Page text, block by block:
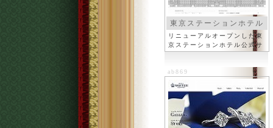
東京ステーションホテル
リニューアルオープンした東
京ステーションホテル公式サ
イト
ab869